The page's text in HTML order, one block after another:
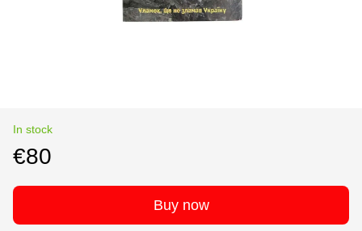
In stock
€80
Buy now